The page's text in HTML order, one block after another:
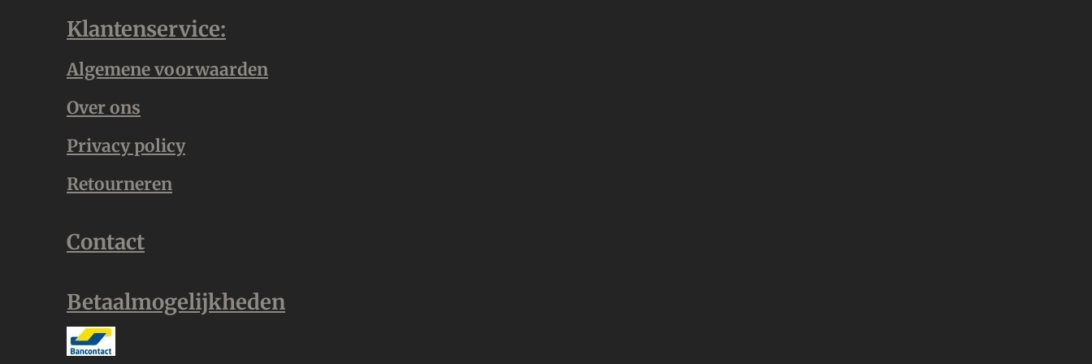
Klantenservice:
Algemene voorwaarden
Over ons
Privacy policy
Retourneren
Contact
Betaalmogelijkheden